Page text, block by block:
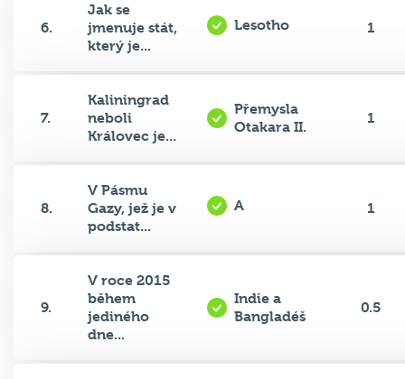
6.
Jak se
jmenuje stát,
který je...
Lesotho 1
7.
Kaliningrad
neboli
Královec je...
Přemysla
Otakara II.
1
8.
V Pásmu
Gazy, jež je v
podstat...
A 1
9.
V roce 2015
během
jediného
dne...
Indie a
Bangladéš
0.5